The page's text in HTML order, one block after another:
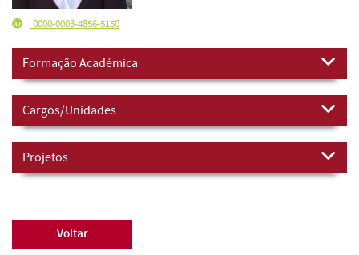
0000-0003-4856-5150
Formação Académica
Cargos/Unidades
Projetos
Voltar